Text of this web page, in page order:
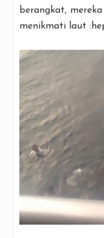
berangkat,
menikmati laut